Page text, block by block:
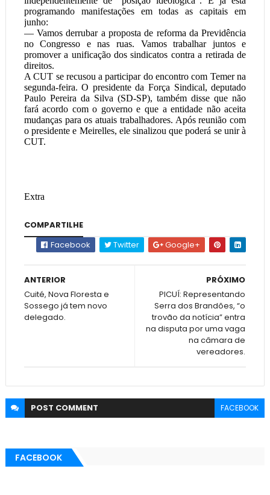
programando manifestações em todas as capitais em
junho:
— Vamos derrubar a proposta de reforma da Previdência
no Congresso e nas ruas. Vamos trabalhar juntos e
promover a unificação dos sindicatos contra a retirada de
direitos.
A CUT se recusou a participar do encontro com Temer na
segunda-feira. O presidente da Força Sindical, deputado
Paulo Pereira da Silva (SD-SP), também disse que não
fará acordo com o governo e que a entidade não aceita
mudanças para os atuais trabalhadores. Após reunião com
o presidente e Meirelles, ele sinalizou que poderá se unir à
CUT.
Extra
COMPARTILHE
Facebook
Twitter Google+
PRÓXIMO
PICUÍ: Representando
Serra dos Brandões, “o
trovão da notícia” entra
na disputa por uma vaga
na câmara de
vereadores.
ANTERIOR
Cuité, Nova Floresta e
Sossego já tem novo
delegado.
POST COMMENT FACEBOOK
FACEBOOK